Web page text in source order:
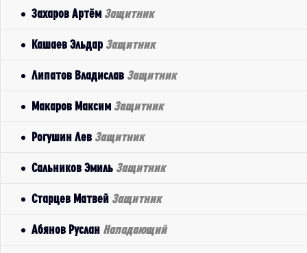
Захаров Артём Защитник
Кашаев Эльдар Защитник
Липатов Владислав Защитник
Макаров Максим Защитник
Рогушин Лев Защитник
Сальников Эмиль Защитник
Старцев Матвей Защитник
Абянов Руслан Нападающий